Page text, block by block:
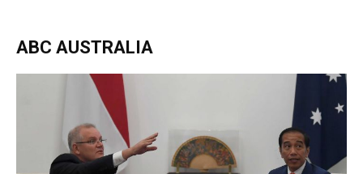
ABC AUSTRALIA